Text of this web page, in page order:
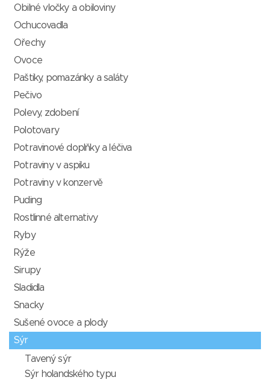
Obilné vločky a obiloviny
Ochucovadla
Ořechy
Ovoce
Paštiky, pomazánky a saláty
Pečivo
Polevy, zdobení
Polotovary
Potravinové doplňky a léčiva
Potraviny v aspiku
Potraviny v konzervě
Puding
Rostlinné alternativy
Ryby
Rýže
Sirupy
Sladidla
Snacky
Sušené ovoce a plody
Sýr
Tavený sýr
Sýr holandského typu